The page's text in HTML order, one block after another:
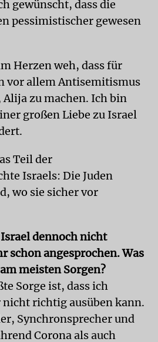
gewünscht, dass die
pessimistischer gewesen
Herzen weh, dass für
vor allem Antisemitismus
zu machen. Ich bin
großen Liebe zu Israel
Teil der
Israels: Die Juden
wo sie sicher vor
dennoch nicht
schon angesprochen. Was
meisten Sorgen?
Sorge ist, dass ich
richtig ausüben kann.
Synchronsprecher und
Corona als auch